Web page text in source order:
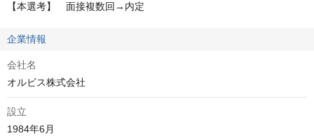
【本選考】　面接複数回→内定
企業情報
会社名
オルビス株式会社
設立
1984年6月